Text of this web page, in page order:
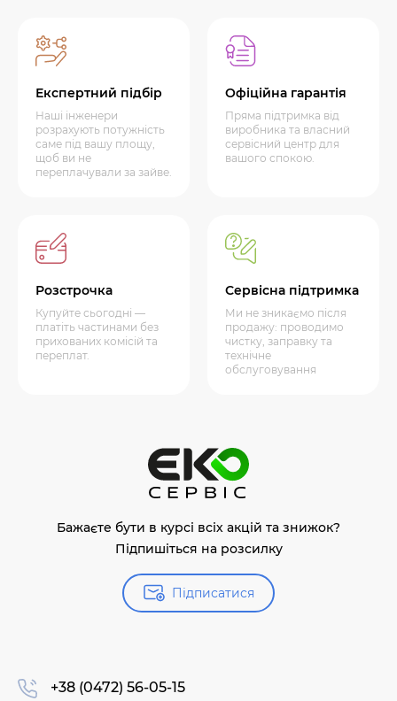
Експертний підбір
Наші інженери
розрахують потужність
саме під вашу площу,
щоб ви не
переплачували за зайве.
Офіційна гарантія
Пряма підтримка від
виробника та власний
сервісний центр для
вашого спокою.
Розстрочка
Купуйте сьогодні —
платіть частинами без
прихованих комісій та
переплат.
Сервісна підтримка
Ми не зникаємо після
продажу: проводимо
чистку, заправку та
технічне
обслуговування
Бажаєте бути в курсі всіх акцій та знижок?
Підпишіться на розсилку
Підписатися
+38 (0472) 56-05-15